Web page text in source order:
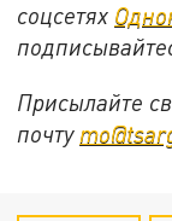
соцсетях
Присылайте
почту